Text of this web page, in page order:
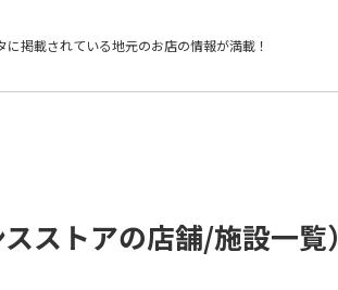
に掲載されている地元のお店の情報が満載！
ストアの店舗/施設一覧）